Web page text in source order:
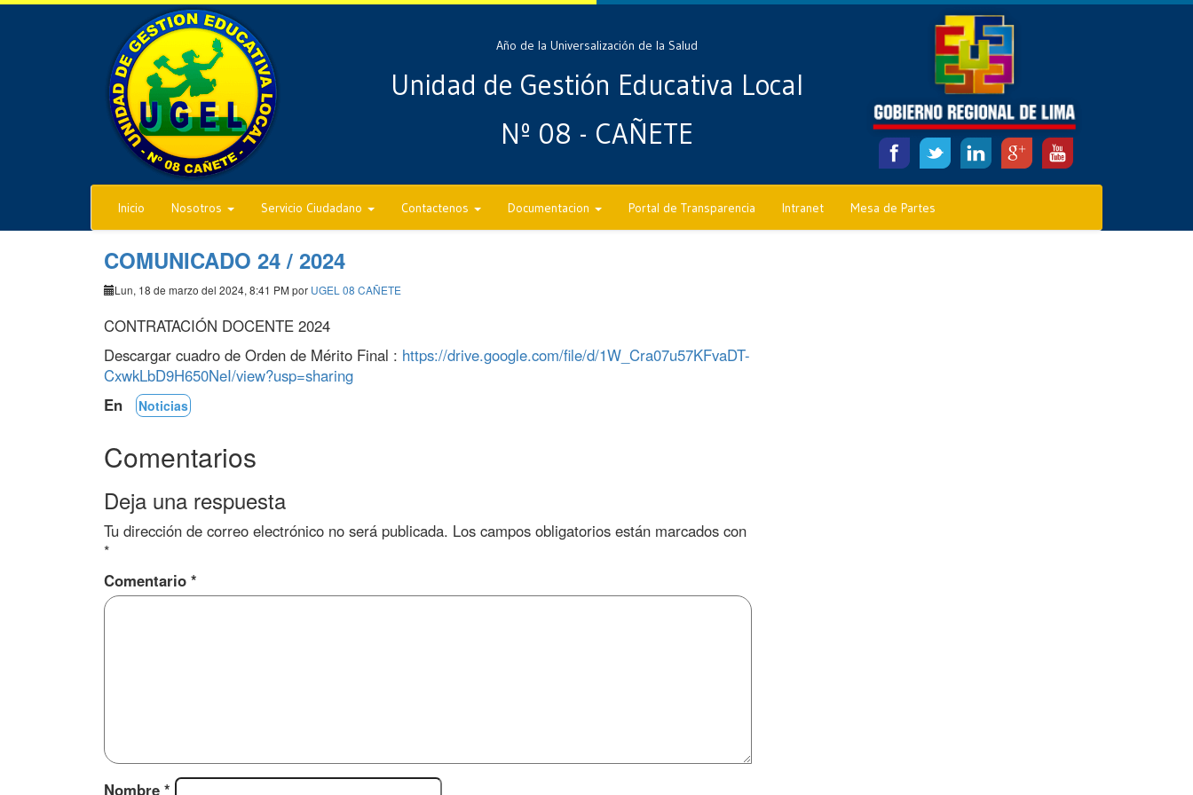
Año de la Universalización de la Salud
Unidad de Gestión Educativa Local
Nº 08 - CAÑETE
Inicio Nosotros Servicio Ciudadano Contactenos Documentacion Portal de Transparencia Intranet Mesa de Partes
COMUNICADO 24 / 2024
Lun, 18 de marzo del 2024, 8:41 PM por UGEL 08 CAÑETE
CONTRATACIÓN DOCENTE 2024
Descargar cuadro de Orden de Mérito Final : https://drive.google.com/file/d/1W_Cra07u57KFvaDT-
CxwkLbD9H650NeI/view?usp=sharing
En
Noticias
Comentarios
Deja una respuesta
Tu dirección de correo electrónico no será publicada. Los campos obligatorios están marcados con
*
Comentario *
Nombre *